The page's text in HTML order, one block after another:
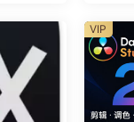
、RED、XAVC
和 3D 标题
转场和特效的外观
VIP